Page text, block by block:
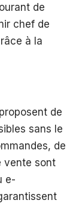
de
chef de
à la
de
sans le
de
vente sont
e-